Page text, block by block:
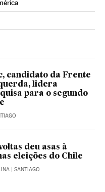
en Instagram
en Facebook
candidato da Frente
lidera
para o segundo
deu asas à
eleições do Chile
| SANTIAGO